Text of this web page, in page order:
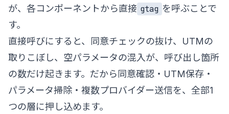
が、各コンポーネントから直接 gtag を呼ぶことで
す。
直接呼びにすると、同意チェックの抜け、UTMの
取りこぼし、空パラメータの混入が、呼び出し箇所
の数だけ起きます。だから同意確認・UTM保存・
パラメータ掃除・複数プロバイダー送信を、全部1
つの層に押し込めます。